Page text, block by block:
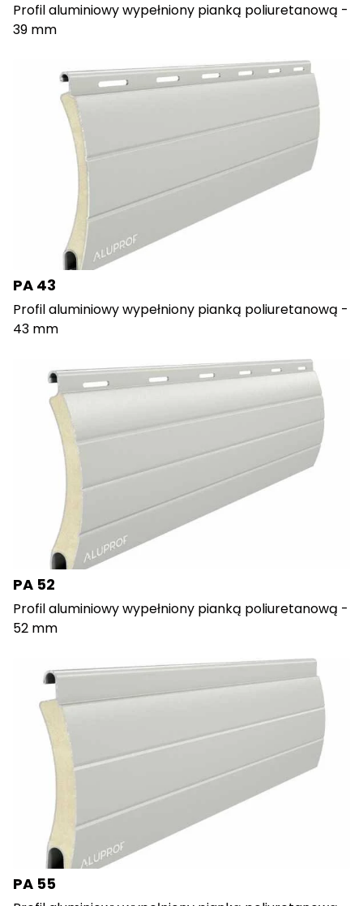
Profil aluminiowy wypełniony pianką poliuretanową -
39 mm
PA 43
Profil aluminiowy wypełniony pianką poliuretanową -
43 mm
PA 52
Profil aluminiowy wypełniony pianką poliuretanową -
52 mm
PA 55